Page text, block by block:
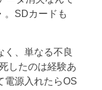
。SDカードも
く、単なる不良
したのは経験あ
電源入れたらOS